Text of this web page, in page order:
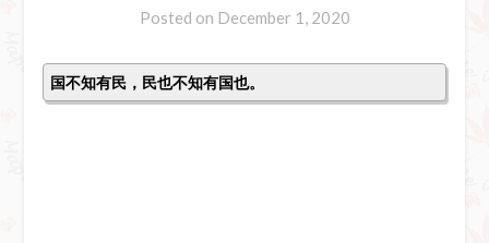
Posted on December 1, 2020
国不知有民，民也不知有国也。